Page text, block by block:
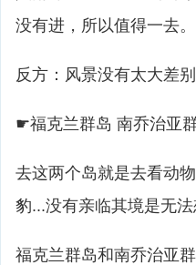
没有进，所以值得一去。
反方：风景没有太大差
☛福克兰群岛 南乔治亚
去这两个岛就是去看动
豹...没有亲临其境是无
福克兰群岛和南乔治亚